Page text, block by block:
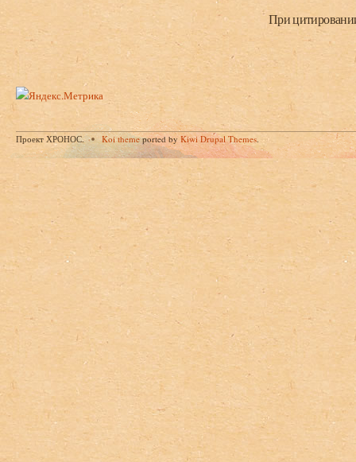
При
Проект ХРОНОС. Koi themeported byKiwi Drupal Themes.